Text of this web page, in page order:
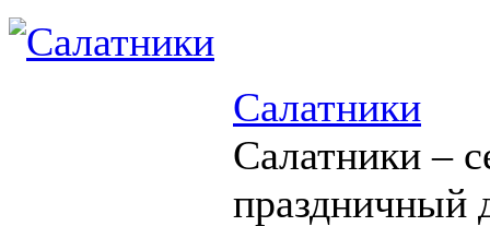
Салатники
Салатники –
праздничный